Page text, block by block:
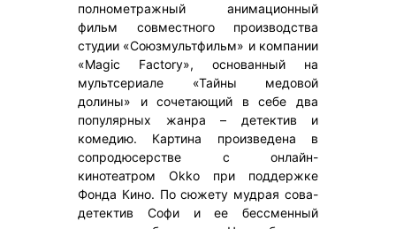
полнометражный анимационный
фильм совместного производства
студии «Союзмультфильм» и компании
«Magic Factory», основанный на
мультсериале «Тайны медовой
долины» и сочетающий в себе два
популярных жанра – детектив и
комедию. Картина произведена в
сопродюсерстве с онлайн-
кинотеатром Okko при поддержке
Фонда Кино. По сюжету мудрая сова-
детектив Софи и ее бессменный